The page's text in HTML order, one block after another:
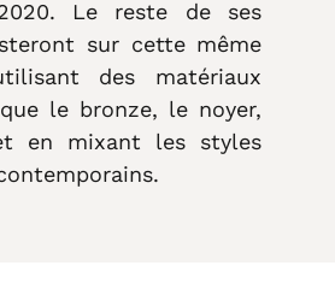
Le reste de ses
sur cette même
des matériaux
le bronze, le noyer,
en mixant les styles